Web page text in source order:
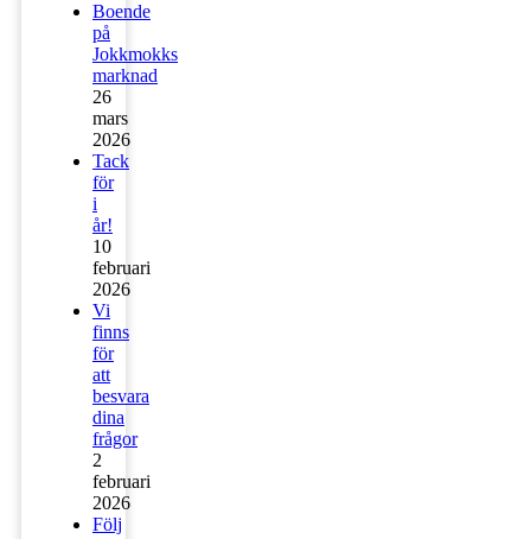
Boende
på
Jokkmokks
marknad
26
mars
2026
Tack
för
i
år!
10
februari
2026
Vi
finns
för
att
besvara
dina
frågor
2
februari
2026
Följ